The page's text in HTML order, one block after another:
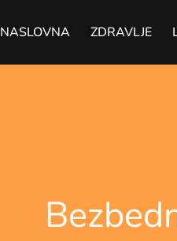
NASLOVNA ZDRAVLJE